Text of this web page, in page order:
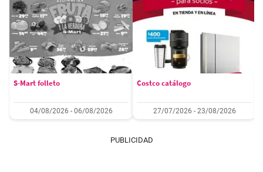
S-Mart folleto
04/08/2026 - 06/08/2026
Costco catálogo
27/07/2026 - 23/08/2026
PUBLICIDAD